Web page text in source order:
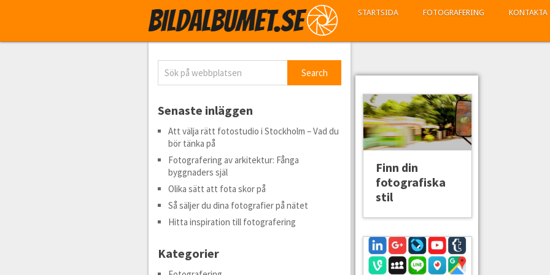
STARTSIDA FOTOGRAFERING KONTAKTA
Finn din
fotografiska
stil
Senaste inläggen
Att välja rätt fotostudio i Stockholm – Vad du
bör tänka på
Fotografering av arkitektur: Fånga
byggnaders själ
Olika sätt att fota skor på
Så säljer du dina fotografier på nätet
Hitta inspiration till fotografering
Kategorier